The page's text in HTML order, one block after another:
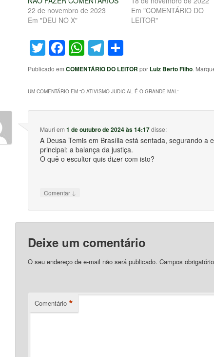
22 de novembro de 2023
Em "DEU NO X"
Em "COMENTÁRIO DO
LEITOR"
Twitter
Facebook
WhatsApp
Telegram
Share
Publicado em COMENTÁRIO DO LEITOR por Luiz Berto Filho.
UM COMENTÁRIO EM “O ATIVISMO JUDICIAL É O GRANDE MAL”
Mauri em1 de outubro de 2024 às 14:17disse:
A Deusa Temis em Brasília está sentada, segurando a
principal: a balança da justiça.
O quê o escultor quis dizer com isto?
Comentar ↓
Deixe um comentário
O seu endereço de e-mail não será publicado. Campos
Comentário *